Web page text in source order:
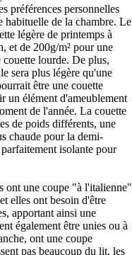
préférences personnelles
habituelle de la chambre. Le
légère de printemps à
et de 200g/m² pour une
lourde. De plus,
sera plus légère qu'une
être une couette
un élément d'ameublement
de l'année. La couette
de poids différents, une
chaude pour la demi-
isolante pour
ont une coupe "à l'italienne"
elles ont besoin d'être
apportant ainsi une
également être unies ou à
ont une coupe
pas beaucoup du lit, les